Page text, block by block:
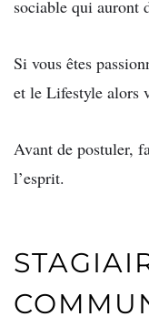
sociable qui auront
Si vous êtes
et le Lifestyle alors
Avant de postuler,
l’esprit.